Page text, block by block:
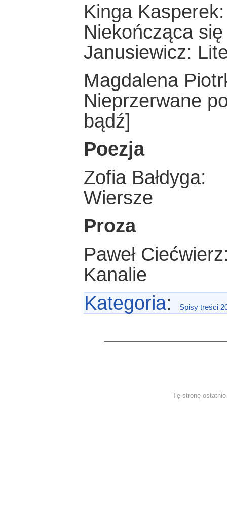
Kinga Kasperek:
Niekończąca
Janusiewicz:
Magdalena
Nieprzerwane
bądź]
Poezja
Zofia Bałdyga:
Wiersze
Proza
Paweł
Kanalie
Kategoria: Spisy treści
Tę stronę